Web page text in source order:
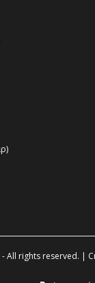
All rights reserved. |